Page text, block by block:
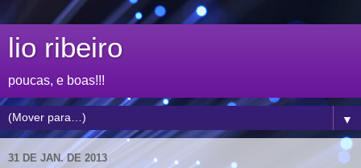
lio ribeiro
poucas, e boas!!!
▼
31 DE JAN. DE 2013